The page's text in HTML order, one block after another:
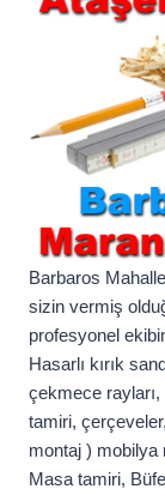
Barbaros
sizin vermiş
profesyonel
Hasarlı kırık
çekmece rayları,
tamiri,
montaj ) mobilya
Masa tamiri,